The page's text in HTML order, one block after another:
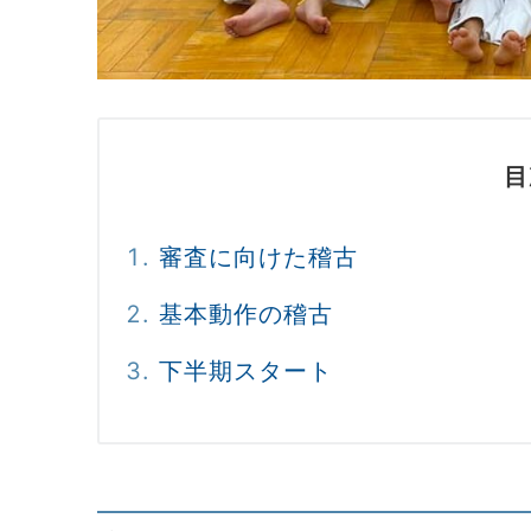
審査に向けた稽古
基本動作の稽古
下半期スタート